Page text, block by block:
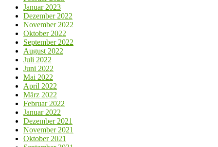
Januar 2023
Dezember 2022
November 2022
Oktober 2022
September 2022
August 2022
Juli 2022
Juni 2022
Mai 2022
April 2022
März 2022
Februar 2022
Januar 2022
Dezember 2021
November 2021
Oktober 2021